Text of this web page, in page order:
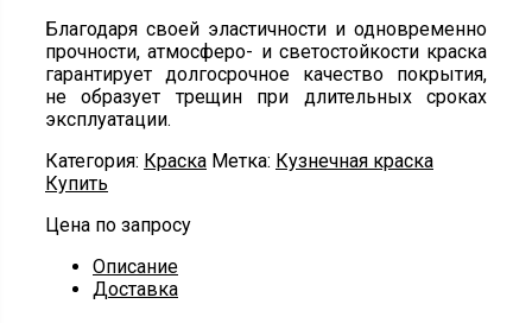
Благодаря своей эластичности и одновременно
прочности, атмосферо- и светостойкости краска
гарантирует долгосрочное качество покрытия,
не образует трещин при длительных сроках
эксплуатации.
Категория: Краска Метка: Кузнечная краска
Купить
Цена по запросу
Описание
Доставка